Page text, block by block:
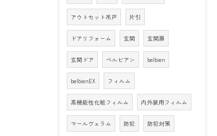
アウトセット吊戸 片引
ドアリフォーム 玄関 玄関扉
玄関ドア ベルビアン belbien
belbienEX フィルム
高機能性化粧フィルム 内外装用フィルム
マールヴェラム 防犯 防犯対策